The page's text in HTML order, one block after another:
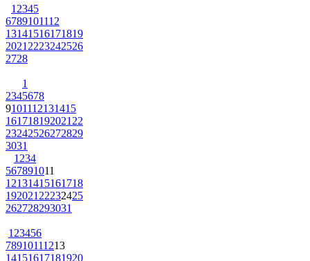
1 2345
6789101112
13141516171819
2021 2223242526
2728
1
2345678
9101112131415
161718192021 22
23242526272829
3031
1 234
567891011
12131415161718
192021 22232425
262728293031
1 23456
78910111213
14151617181920